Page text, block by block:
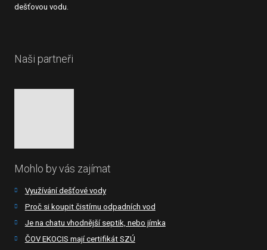
dešťovou vodu.
Naši partneři
Mohlo by vás zajímat
Využívání dešťové vody
Proč si koupit čistírnu odpadních vod
Je na chatu vhodnější septik, nebo jímka
ČOV EKOCIS mají certifikát SZÚ